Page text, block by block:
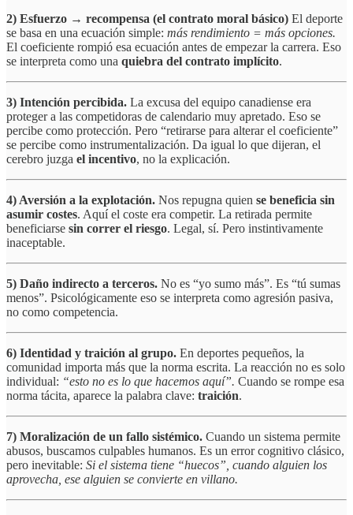
2) Esfuerzo → recompensa (el contrato moral básico) El deporte
se basa en una ecuación simple: más rendimiento = más opciones.
El coeficiente rompió esa ecuación antes de empezar la carrera. Eso
se interpreta como una quiebra del contrato implícito.
3) Intención percibida. La excusa del equipo canadiense era
proteger a las competidoras de calendario muy apretado. Eso se
percibe como protección. Pero “retirarse para alterar el coeficiente”
se percibe como instrumentalización. Da igual lo que dijeran, el
cerebro juzga el incentivo, no la explicación.
4) Aversión a la explotación. Nos repugna quien se beneficia sin
asumir costes. Aquí el coste era competir. La retirada permite
beneficiarse sin correr el riesgo. Legal, sí. Pero instintivamente
inaceptable.
5) Daño indirecto a terceros. No es “yo sumo más”. Es “tú sumas
menos”. Psicológicamente eso se interpreta como agresión pasiva,
no como competencia.
6) Identidad y traición al grupo. En deportes pequeños, la
comunidad importa más que la norma escrita. La reacción no es solo
individual: “esto no es lo que hacemos aquí”. Cuando se rompe esa
norma tácita, aparece la palabra clave: traición.
7) Moralización de un fallo sistémico. Cuando un sistema permite
abusos, buscamos culpables humanos. Es un error cognitivo clásico,
pero inevitable: Si el sistema tiene “huecos”, cuando alguien los
aprovecha, ese alguien se convierte en villano.